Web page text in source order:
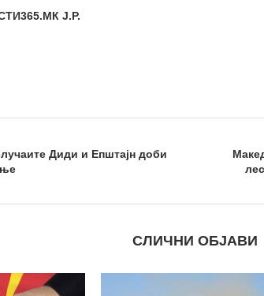
Ј.Р.
Диди и Епштајн доби
СЛИЧНИ ОБЈАВИ